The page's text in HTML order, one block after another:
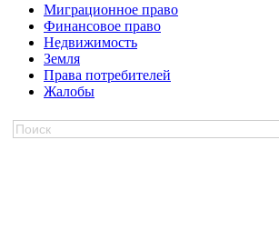
Миграционное право
Финансовое право
Недвижимость
Земля
Права потребителей
Жалобы